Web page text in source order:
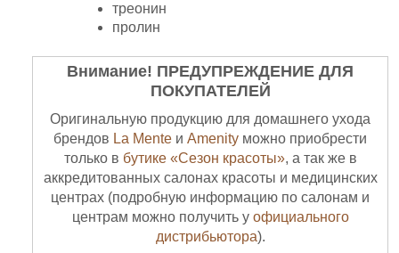
треонин
пролин
Внимание! ПРЕДУПРЕЖДЕНИЕ ДЛЯ
ПОКУПАТЕЛЕЙ
Оригинальную продукцию для домашнего ухода
брендов La Mente и Amenity можно приобрести
только в бутике «Сезон красоты», а так же в
аккредитованных салонах красоты и медицинских
центрах (подробную информацию по салонам и
центрам можно получить у официального
дистрибьютора).